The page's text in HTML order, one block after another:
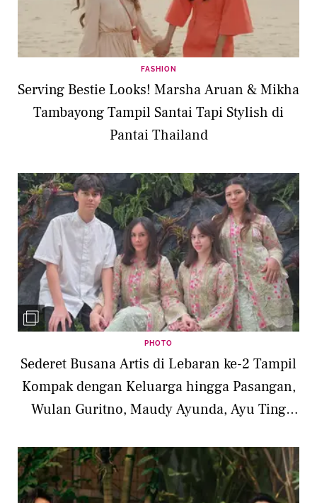
FASHION
Serving Bestie Looks! Marsha Aruan & Mikha
Tambayong Tampil Santai Tapi Stylish di
Pantai Thailand
PHOTO
Sederet Busana Artis di Lebaran ke-2 Tampil
Kompak dengan Keluarga hingga Pasangan,
Wulan Guritno, Maudy Ayunda, Ayu Ting